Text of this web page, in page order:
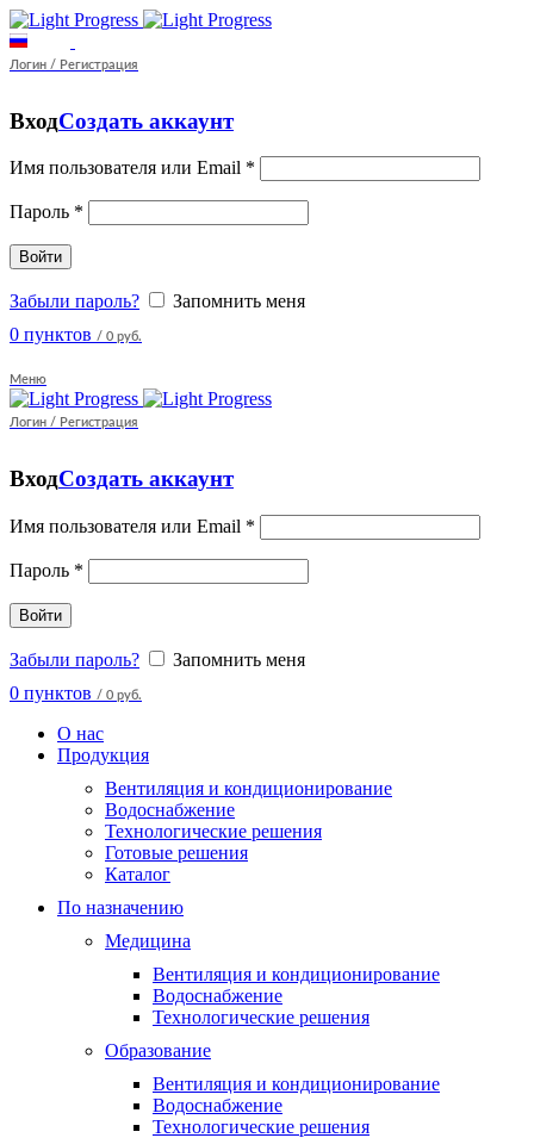
Логин / Регистрация
ВходСоздать аккаунт
Имя пользователя или Email *
Пароль *
Войти
Забыли пароль?
Запомнить меня
0 пунктов / 0 руб.
Меню
Логин / Регистрация
ВходСоздать аккаунт
Имя пользователя или Email *
Пароль *
Войти
Забыли пароль?
Запомнить меня
0 пунктов / 0 руб.
О нас
Продукция
Вентиляция и кондиционирование
Водоснабжение
Технологические решения
Готовые решения
Каталог
По назначению
Медицина
Вентиляция и кондиционирование
Водоснабжение
Технологические решения
Образование
Вентиляция и кондиционирование
Водоснабжение
Технологические решения